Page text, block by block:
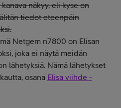
näkyy, eli kyse on
tiedot eteenpäin
Netgem n7800 on Elisan
joka ei näytä meidän
lähetyksiä. Nämä lähetykset
osana Elisa viihde -